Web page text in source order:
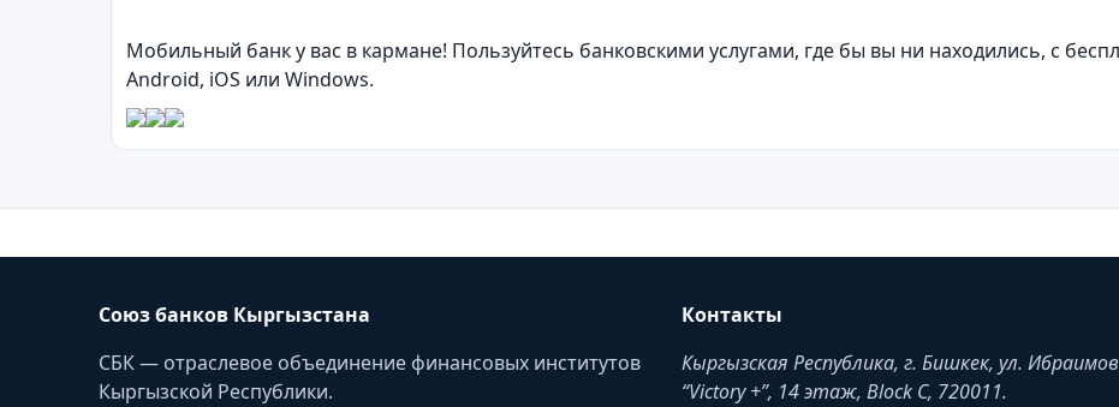
Мобильный банк у вас в кармане! Пользуйтесь банковскими услугами, где бы вы ни находились, с
Android, iOS или Windows.
Союз банков Кыргызстана
СБК — отраслевое объединение финансовых институтов
Кыргызской Республики.
Контакты
Кыргызская Республика, г. Бишкек, ул.
“Victory +”, 14 этаж, Block C, 720011.